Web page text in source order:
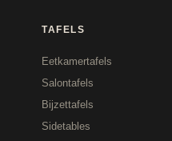
TAFELS
Eetkamertafels
Salontafels
Bijzettafels
Sidetables